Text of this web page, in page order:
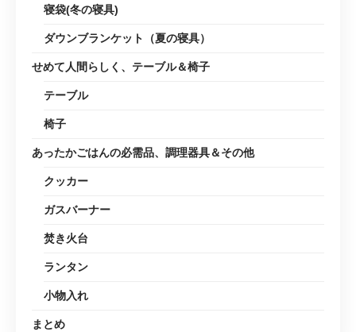
寝袋(冬の寝具)
ダウンブランケット（夏の寝具）
せめて人間らしく、テーブル＆椅子
テーブル
椅子
あったかごはんの必需品、調理器具＆その他
クッカー
ガスバーナー
焚き火台
ランタン
小物入れ
まとめ